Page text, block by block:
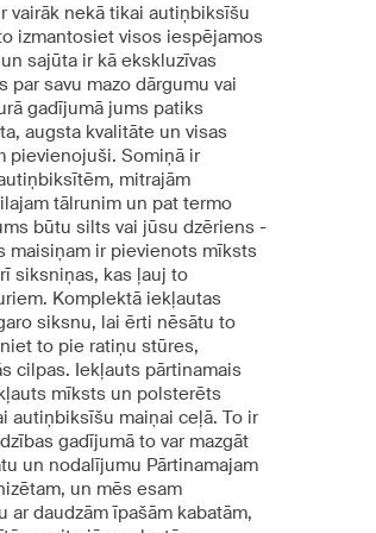
vairāk nekā tikai autiņbiksīšu
izmantosiet visos iespējamos
sajūta ir kā ekskluzīvas
par savu mazo dārgumu vai
gadījumā jums patiks
augsta kvalitāte un visas
pievienojuši. Somiņā ir
mitrajām
tālrunim un pat termo
būtu silts vai jūsu dzēriens -
maisiņam ir pievienots mīksts
siksniņas, kas ļauj to
Komplektā iekļautas
siksnu, lai ērti nēsātu to
to pie ratiņu stūres,
cilpas. Iekļauts pārtinamais
mīksts un polsterēts
autiņbiksīšu maiņai ceļā. To ir
gadījumā to var mazgāt
un nodalījumu Pārtinamajam
un mēs esam
ar daudzām īpašām kabatām,